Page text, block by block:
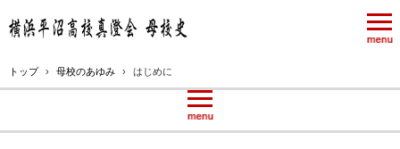
トップ › 母校のあゆみ › はじめに